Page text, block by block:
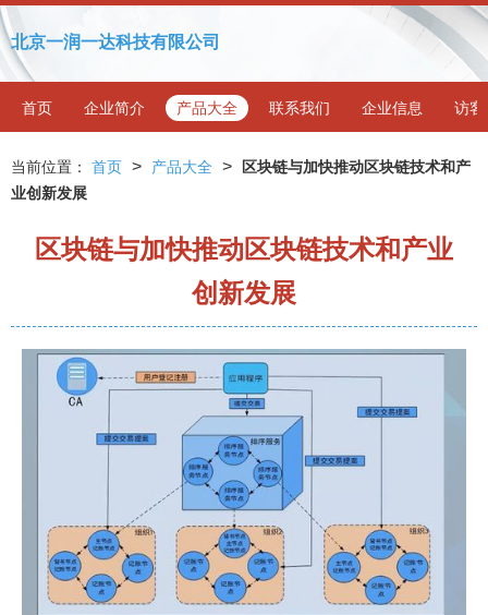
北京一润一达科技有限公司
首页 企业简介 产品大全 联系我们 企业信息 访客
当前位置： 首页 > 产品大全 >
区块链与加快推动区块链技术和产
业创新发展
区块链与加快推动区块链技术和产业
创新发展